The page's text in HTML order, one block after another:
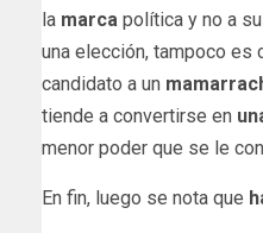
la marca política y no a
una elección, tampoco es
candidato a un
tiende a convertirse en
menor poder que se le
En fin, luego se nota que